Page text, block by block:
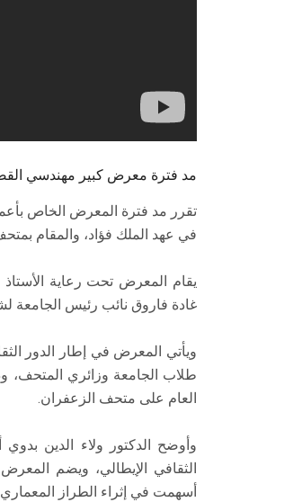
مد فترة معرض كبير مهندسي
تقرر مد فترة المعرض الخاص
في عهد الملك فؤاد، والمقام
يقام المعرض تحت رعاية
غادة فاروق نائب رئيس الجامعة
ويأتي المعرض في إطار الدور
طلاب الجامعة وزائري المتحف،
العام على متحف الزعفران.
وأوضح الدكتور ولاء الدين بدوي
الثقافي الإيطالي، ويضم
أسهمت في إثراء الطراز